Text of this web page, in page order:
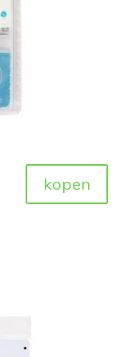
kopen